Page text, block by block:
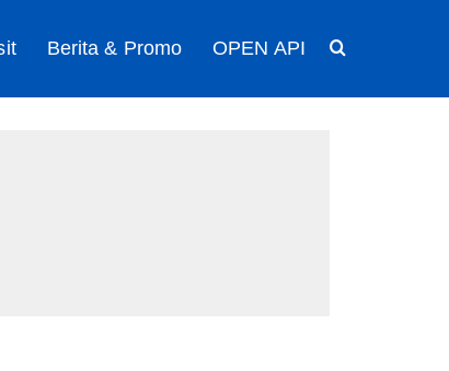
Berita & Promo OPEN API